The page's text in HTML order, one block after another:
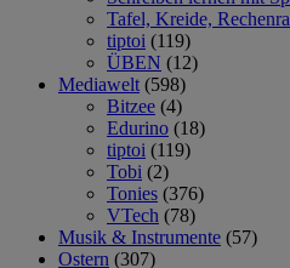
Tafel, Kreide,
tiptoi (119)
ÜBEN (12)
Mediawelt (598)
Bitzee (4)
Edurino (18)
tiptoi (119)
Tobi (2)
Tonies (376)
VTech (78)
Musik & Instrumente (57)
Ostern (307)